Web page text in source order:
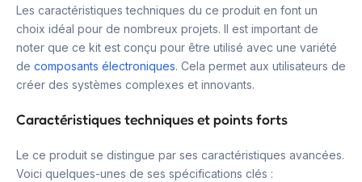
Les caractéristiques techniques du ce produit en font un
choix idéal pour de nombreux projets. Il est important de
noter que ce kit est conçu pour être utilisé avec une variété
de composants électroniques. Cela permet aux utilisateurs de
créer des systèmes complexes et innovants.
Caractéristiques techniques et points forts
Le ce produit se distingue par ses caractéristiques avancées.
Voici quelques-unes de ses spécifications clés :